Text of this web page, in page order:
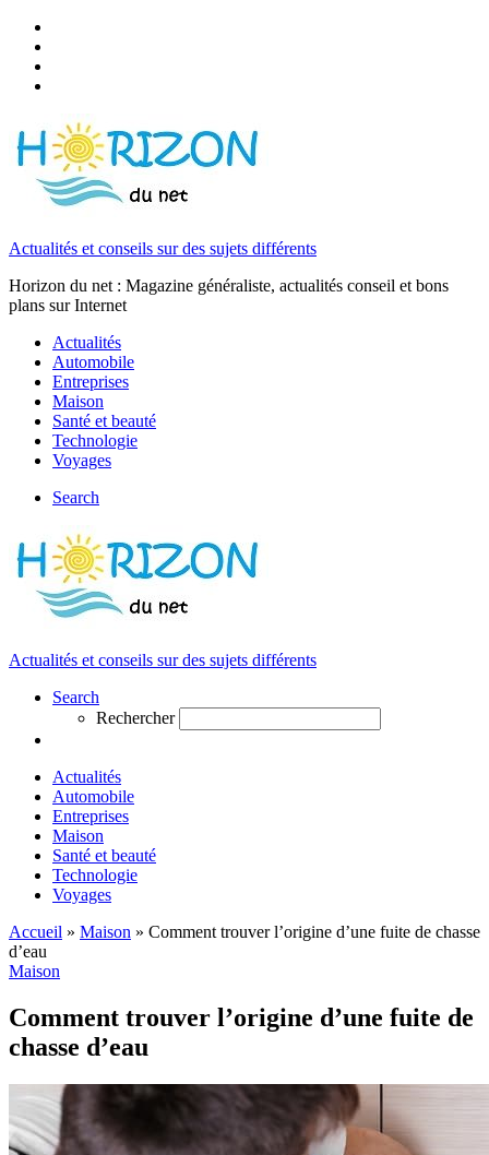
Actualités et conseils sur des sujets différents
Horizon du net : Magazine généraliste, actualités conseil et bons
plans sur Internet
Actualités
Automobile
Entreprises
Maison
Santé et beauté
Technologie
Voyages
Search
Actualités et conseils sur des sujets différents
Search
Rechercher
Actualités
Automobile
Entreprises
Maison
Santé et beauté
Technologie
Voyages
Accueil » Maison » Comment trouver l’origine d’une fuite de chasse
d’eau
Maison
Comment trouver l’origine d’une fuite de
chasse d’eau